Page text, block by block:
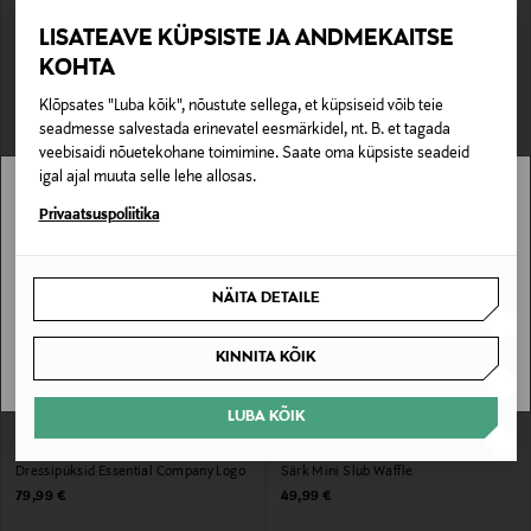
LISATEAVE KÜPSISTE JA ANDMEKAITSE
KOHTA
Klõpsates "Luba kõik", nõustute sellega, et küpsiseid võib teie
seadmesse salvestada erinevatel eesmärkidel, nt. B. et tagada
veebisaidi nõuetekohane toimimine. Saate oma küpsiste seadeid
igal ajal muuta selle lehe allosas.
Privaatsuspoliitika
NÄITA DETAILE
KINNITA KÕIK
LUBA KÕIK
SOODUSTUS 61%
SUPERDRY
Discounted Price
59,00 € Original Price
149,99 €
SOODUSTUS 40%
Discounted Price
44,90 € Original Price
74,99 €
Dressipüksid Essential Company Logo
Original Price
79,99 €
Särk Mini Slub Waffle
Original Price
49,99 €
Stockmann pole Sinu riigis saadaval.
SAAN ARU